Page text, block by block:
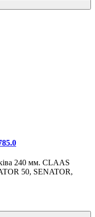
240 мм. CLAAS
50, SENATOR,